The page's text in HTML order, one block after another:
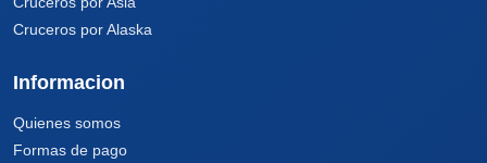
Cruceros por Alaska
Informacion
Quienes somos
Formas de pago